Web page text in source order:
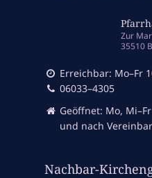
Zur
35510
Erreichbar: Mo–Fr
06033–4305
Geöffnet: Mo,
und nach
Nachbar-